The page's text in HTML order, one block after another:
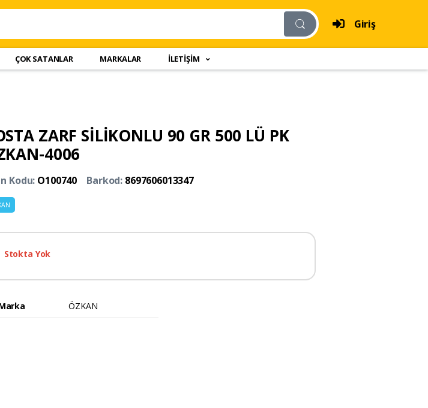
Giriş
ÇOK SATANLAR MARKALAR İLETİŞİM
ZARF SİLİKONLU 90 GR 500 LÜ PK
4006
Kodu: O100740 Barkod: 8697606013347
Stokta Yok
ÖZKAN